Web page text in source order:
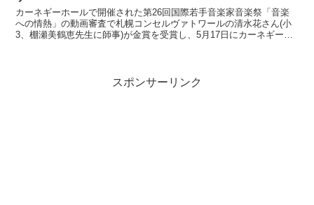
カーネギーホールで開催された第26回国際若手音楽家音楽祭「音楽
への情熱」の動画審査で札幌コンセルヴァトワールの清水花さん(小
3、棚瀬美鶴恵先生に師事)が金賞を受賞し、5月17日にカーネギーホ
スポンサーリンク